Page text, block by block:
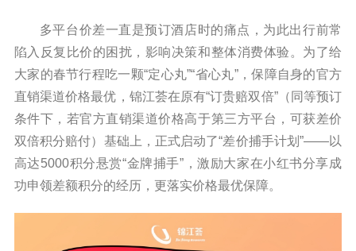
多平台价差一直是预订酒店时的痛点，为此出行前常
陷入反复比价的困扰，影响决策和整体消费体验。为了给
大家的春节行程吃一颗“定心丸”“省心丸”，保障自身的官方
直销渠道价格最优，锦江荟在原有“订贵赔双倍”（同等预订
条件下，若官方直销渠道价格高于第三方平台，可获差价
双倍积分赔付）基础上，正式启动了“差价捕手计划”——以
高达5000积分悬赏“金牌捕手”，激励大家在小红书分享成
功申领差额积分的经历，更落实价格最优保障。